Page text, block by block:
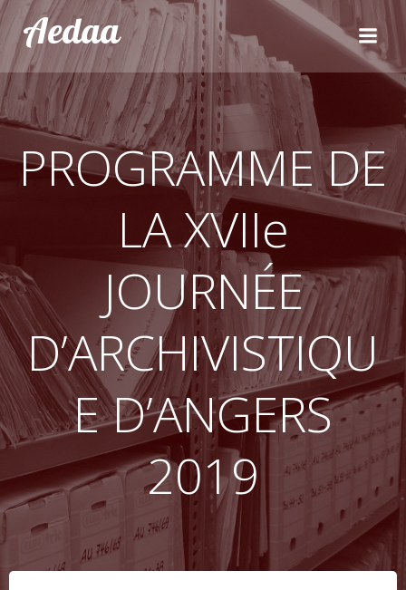
Aller
au
contenu
Aedaa
PROGRAMME DE
LA XVIIe
JOURNÉE
D’ARCHIVISTIQU
E D’ANGERS
2019